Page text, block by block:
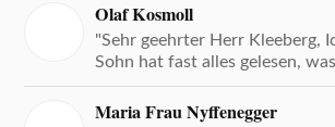
Olaf Kosmoll
"Sehr geehrter Herr Kleeberg,
Sohn hat fast alles gelesen,
Maria Frau Nyffenegger